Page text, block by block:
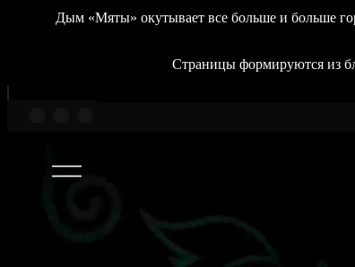
Дым «Мяты» окутывает все больше и больше
Страницы формируются из